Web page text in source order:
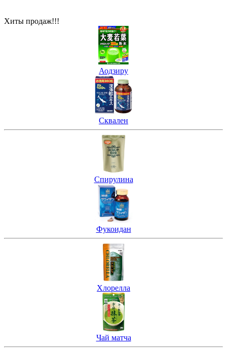
Хиты продаж!!!
Аодзиру
Сквален
Спирулина
Фукоидан
Хлорелла
Чай матча